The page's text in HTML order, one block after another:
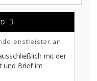
an:
mit der
und Brief im